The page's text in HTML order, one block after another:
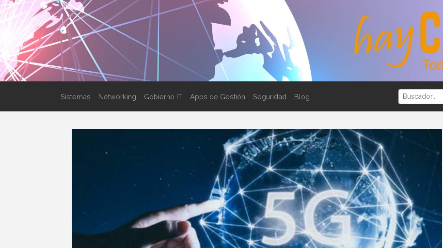
Sistemas Networking Gobierno IT Apps de Gestión Seguridad Blog